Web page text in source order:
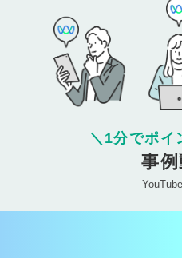
＼ 1分でポイ
事